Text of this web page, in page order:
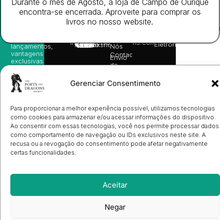
Gerenciar Consentimento
Para proporcionar a melhor experiência possível, utilizamos tecnologias
como cookies para armazenar e/ou acessar informações do dispositivo.
Ao consentir com essas tecnologias, você nos permite processar dados
como comportamento de navegação ou IDs exclusivos neste site. A
recusa ou a revogação do consentimento pode afetar negativamente
certas funcionalidades.
Aceitar
Negar
info@poetsandragons.com
Infantil
Adulto
Bookshop
Autores
Eventos
Prémio
Nós
Contactos
Envio
de
Candidatura
de
de
Livrarias
de
Cookies
Eletrónico
nossas
sugestões
lançamentos,
vantagens
exclusivas
avisos
diretamente
no seu
Subscrever
Todos
os
Durante o mês de Agosto, a loja de Campo de Ourique
encontra-se encerrada. Aproveite para comprar os
livros no nosso website.